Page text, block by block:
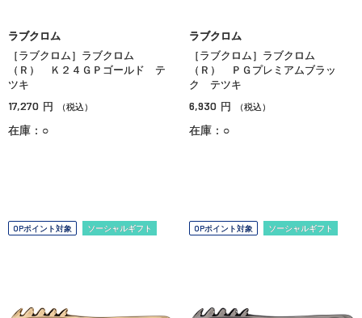
ラブクロム
［ラブクロム］ラブクロム
（Ｒ） Ｋ２４ＧＰゴールド テ
ツキ
17,270 円 （税込）
在庫：○
ラブクロム
［ラブクロム］ラブクロム
（Ｒ） ＰＧプレミアムブラッ
ク テツキ
6,930 円 （税込）
在庫：○
OPポイント対象 ソーシャルギフト OPポイント対象 ソーシャルギフト